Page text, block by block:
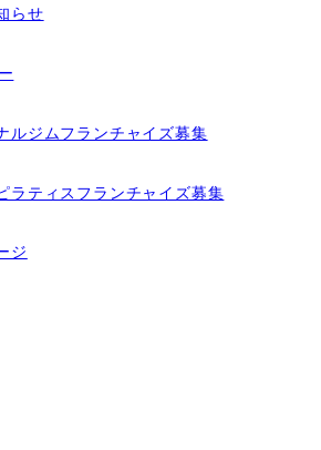
らせ
ルジムフランチャイズ募集
ラティスフランチャイズ募集
ジ